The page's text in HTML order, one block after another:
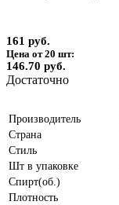
161 руб.
Цена от 20 шт:
146.70 руб.
Достаточно
Производитель
Страна
Стиль
Шт в упаковке
Спирт(об.)
Плотность